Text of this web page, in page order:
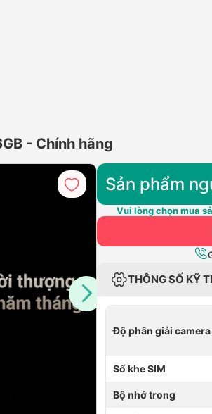
- Chính hãng
Sản phẩm
Vui lòng chọn mua
THÔNG SỐ KỸ
Độ phân giải camera
Số khe SIM
Bộ nhớ trong